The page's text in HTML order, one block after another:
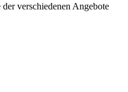
verschiedenen Angebote